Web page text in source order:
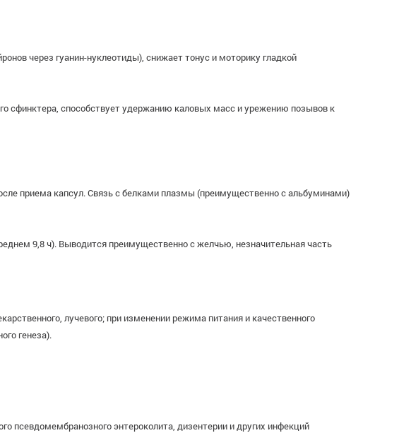
через гуанин-нуклеотиды), снижает тонус и моторику гладкой
сфинктера, способствует удержанию каловых масс и урежению позывов к
приема капсул. Связь с белками плазмы (преимущественно с альбуминами)
9,8 ч). Выводится преимущественно с желчью, незначительная часть
лучевого; при изменении режима питания и качественного
генеза).
псевдомембранозного энтероколита, дизентерии и других инфекций